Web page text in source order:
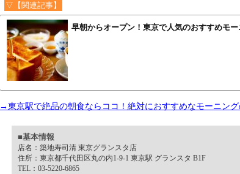
▽【関連記事】
早朝からオープン！東京で人気のおすすめモー
→東京駅で絶品の朝食ならココ！絶対におすすめなモーニング
■基本情報
店名：築地寿司清 東京グランスタ店
住所：東京都千代田区丸の内1-9-1 東京駅 グランスタ B1F
TEL：03-5220-6865